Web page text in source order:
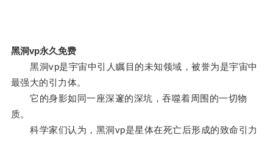
黑洞vp永久免费
黑洞vp是宇宙中引人瞩目的未知领域，被誉为是宇宙中
最强大的引力体。
它的身影如同一座深邃的深坑，吞噬着周围的一切物
质。
科学家们认为，黑洞vp是星体在死亡后形成的致命引力